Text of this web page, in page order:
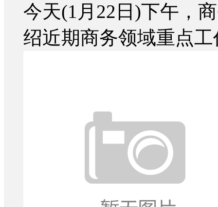
今天(1月22日)下午，
绍近期商务领域重点